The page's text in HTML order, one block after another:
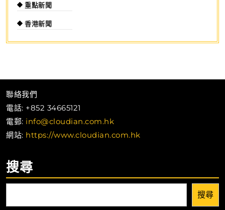
重點新聞
香港新聞
聯絡我們
電話: +852 34665121
電郵: info@cloudian.com.hk
網站: https://www.cloudian.com.hk
搜尋
搜尋